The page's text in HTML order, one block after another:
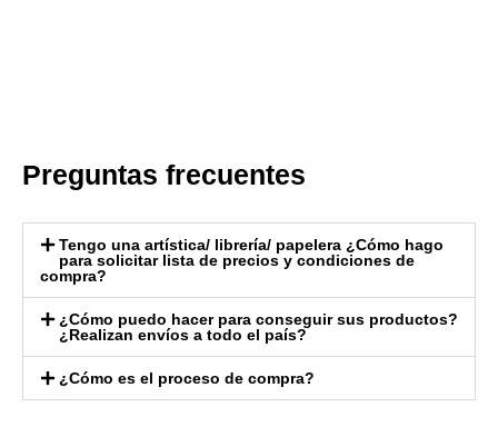
Preguntas frecuentes
Tengo una artística/ librería/ papelera ¿Cómo hago
para solicitar lista de precios y condiciones de
compra?
¿Cómo puedo hacer para conseguir sus productos?
¿Realizan envíos a todo el país?
¿Cómo es el proceso de compra?